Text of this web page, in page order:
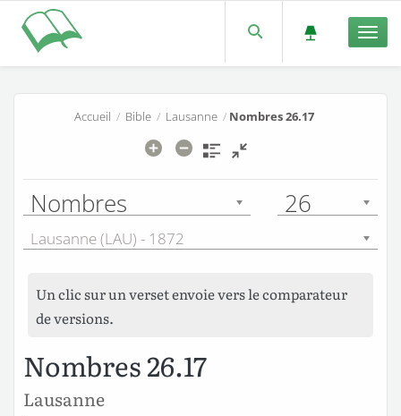
Accueil / Bible / Lausanne / Nombres 26.17
Nombres 26
Lausanne (LAU) - 1872
Un clic sur un verset envoie vers le comparateur
de versions.
Nombres 26.17
Lausanne